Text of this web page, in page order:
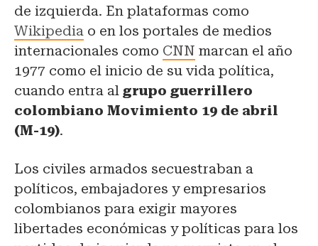
de izquierda. En plataformas como
Wikipedia o en los portales de medios
internacionales como CNN marcan el año
1977 como el inicio de su vida política,
cuando entra al grupo guerrillero
colombiano Movimiento 19 de abril
(M-19).
Los civiles armados secuestraban a
políticos, embajadores y empresarios
colombianos para exigir mayores
libertades económicas y políticas para los